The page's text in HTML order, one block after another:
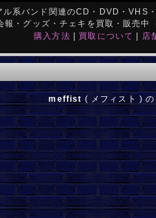
ル系バンド関連のCD・DVD・VHS
報・グッズ・チェキを買取・販売中
購入方法 | 買取について | 店
meffist ( メフィスト )